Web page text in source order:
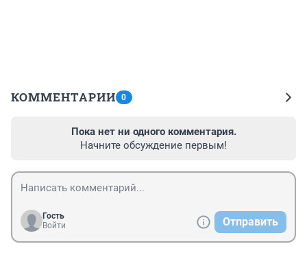
КОММЕНТАРИИ 0
Пока нет ни одного комментария.
Начните обсуждение первым!
Гость
Войти
Отправить